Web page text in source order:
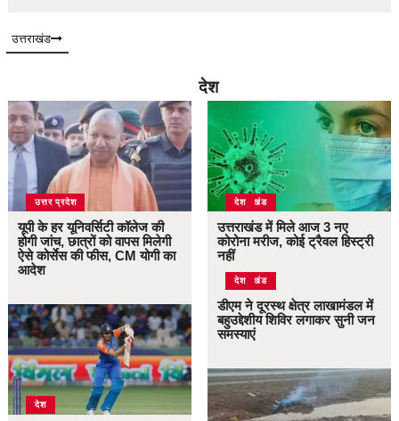
उत्तराखंड
देश
उत्तर प्रदेश
यूपी के हर यूनिवर्सिटी कॉलेज की
होगी जांच, छात्रों को वापस मिलेगी
ऐसे कोर्सेस की फीस, CM योगी का
आदेश
देश
उत्तराखंड
देश
उत्तराखंड में मिले आज 3 नए
कोरोना मरीज, कोई ट्रैवल हिस्ट्री
नहीं
उत्तराखंड
देश
डीएम ने दूरस्थ क्षेत्र लाखामंडल में
बहुउद्देशीय शिविर लगाकर सुनी जन
समस्याएं